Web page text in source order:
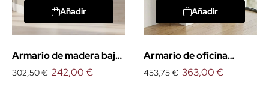
Añadir
Armario de madera bajo
con puertas
302,50 € 242,00 €
Añadir
Armario de oficina
medio con puertas
453,75 € 363,00 €